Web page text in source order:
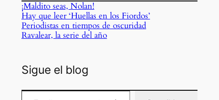
¡Maldito seas, Nolan!
Hay que leer ‘Huellas en los Fiordos’
Periodistas en tiempos de oscuridad
Ravalear, la serie del año
Sigue el blog
Escribe tu correo electrónico…